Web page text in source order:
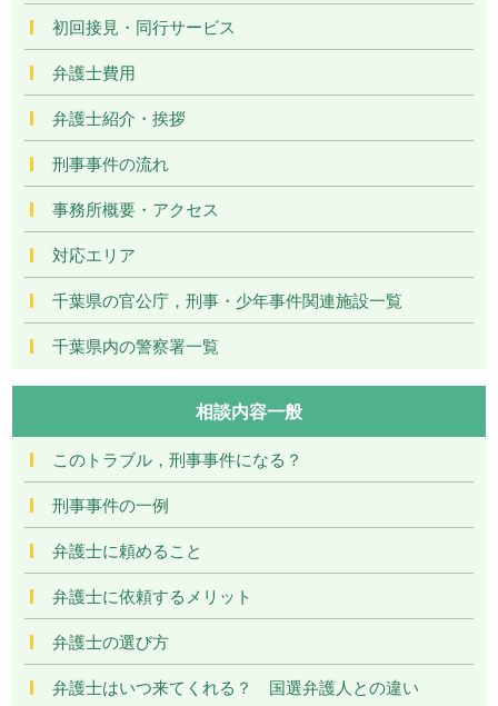
初回接見・同行サービス
弁護士費用
弁護士紹介・挨拶
刑事事件の流れ
事務所概要・アクセス
対応エリア
千葉県の官公庁，刑事・少年事件関連施設一覧
千葉県内の警察署一覧
相談内容一般
このトラブル，刑事事件になる？
刑事事件の一例
弁護士に頼めること
弁護士に依頼するメリット
弁護士の選び方
弁護士はいつ来てくれる？ 国選弁護人との違い